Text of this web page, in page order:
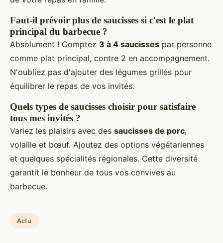
Faut-il prévoir plus de saucisses si c'est le plat
principal du barbecue ?
Absolument ! Comptez 3 à 4 saucisses par personne
comme plat principal, contre 2 en accompagnement.
N'oubliez pas d'ajouter des légumes grillés pour
équilibrer le repas de vos invités.
Quels types de saucisses choisir pour satisfaire
tous mes invités ?
Variez les plaisirs avec des saucisses de porc,
volaille et bœuf. Ajoutez des options végétariennes
et quelques spécialités régionales. Cette diversité
garantit le bonheur de tous vos convives au
barbecue.
Actu